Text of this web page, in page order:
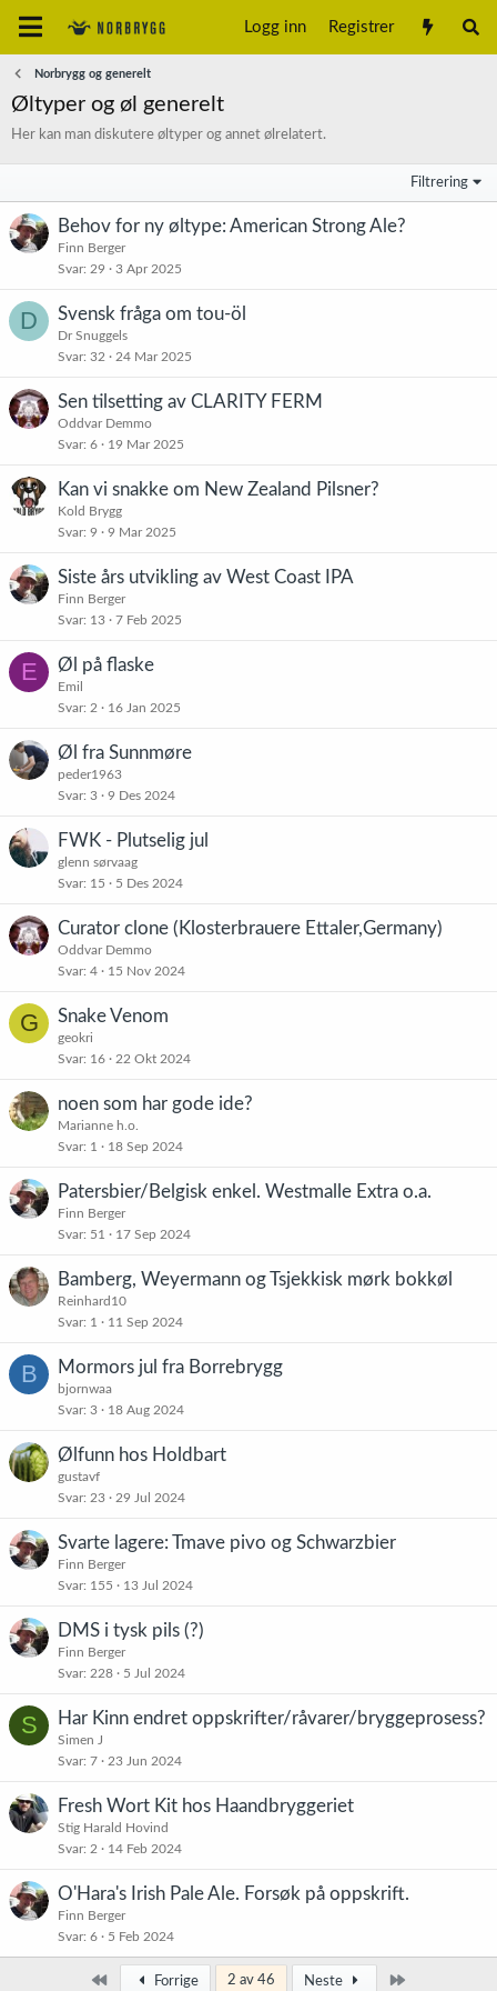
Logg inn Registrer
Norbrygg og generelt
Øltyper og øl generelt
Her kan man diskutere øltyper og annet ølrelatert.
Filtrering
Behov for ny øltype: American Strong Ale?
Finn Berger
Svar 29 3 Apr 2025
D Svensk fråga om tou-öl
Dr Snuggels
Svar 32 24 Mar 2025
Sen tilsetting av CLARITY FERM
Oddvar Demmo
Svar 6 19 Mar 2025
Kan vi snakke om New Zealand Pilsner?
Kold Brygg
Svar 9 9 Mar 2025
Siste års utvikling av West Coast IPA
Finn Berger
Svar 13 7 Feb 2025
E Øl på flaske
Emil
Svar 2 16 Jan 2025
Øl fra Sunnmøre
peder1963
Svar 3 9 Des 2024
FWK - Plutselig jul
glenn sørvaag
Svar 15 5 Des 2024
Curator clone (Klosterbrauere Ettaler,Germany)
Oddvar Demmo
Svar 4 15 Nov 2024
G Snake Venom
geokri
Svar 16 22 Okt 2024
noen som har gode ide?
Marianne h.o.
Svar 1 18 Sep 2024
Patersbier/Belgisk enkel. Westmalle Extra o.a.
Finn Berger
Svar 51 17 Sep 2024
Bamberg, Weyermann og Tsjekkisk mørk bokkøl
Reinhard10
Svar 1 11 Sep 2024
B Mormors jul fra Borrebrygg
bjornwaa
Svar 3 18 Aug 2024
Ølfunn hos Holdbart
gustavf
Svar 23 29 Jul 2024
Svarte lagere: Tmave pivo og Schwarzbier
Finn Berger
Svar 155 13 Jul 2024
DMS i tysk pils (?)
Finn Berger
Svar 228 5 Jul 2024
S Har Kinn endret oppskrifter/råvarer/bryggeprosess?
Simen J
Svar 7 23 Jun 2024
Fresh Wort Kit hos Haandbryggeriet
Stig Harald Hovind
Svar 2 14 Feb 2024
O'Hara's Irish Pale Ale. Forsøk på oppskrift.
Finn Berger
Svar 6 5 Feb 2024
Først Forrige 2 av 46 Neste